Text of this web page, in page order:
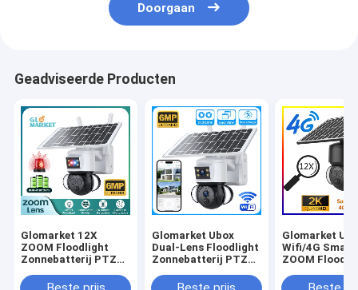
Doorgaan
Geadviseerde Producten
Glomarket 12X
ZOOM Floodlight
Zonnebatterij PTZ
Wifi / 4G Ubox
Glomarket Ubox
Dual-Lens Floodlight
Zonnebatterij PTZ
Wifi 4G Security PTZ
Glomarket
Wifi/4G Smart
ZOOM
Camera 6MP